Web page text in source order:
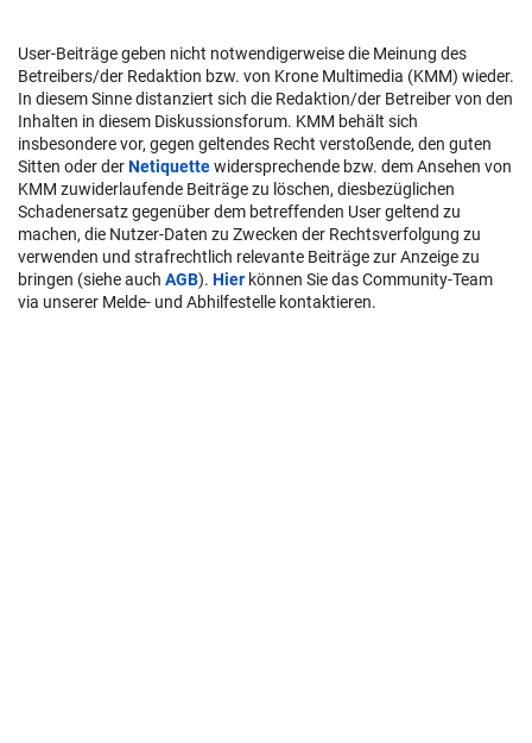
User-Beiträge geben nicht notwendigerweise die Meinung des
Betreibers/der Redaktion bzw. von Krone Multimedia (KMM) wieder.
In diesem Sinne distanziert sich die Redaktion/der Betreiber von den
Inhalten in diesem Diskussionsforum. KMM behält sich
insbesondere vor, gegen geltendes Recht verstoßende, den guten
Sitten oder derNetiquettewidersprechende bzw. dem Ansehen von
KMM zuwiderlaufende Beiträge zu löschen, diesbezüglichen
Schadenersatz gegenüber dem betreffenden User geltend zu
machen, die Nutzer-Daten zu Zwecken der Rechtsverfolgung zu
verwenden und strafrechtlich relevante Beiträge zur Anzeige zu
bringen (siehe auch AGB). Hier können Sie das Community-Team
via unserer Melde- und Abhilfestelle kontaktieren.